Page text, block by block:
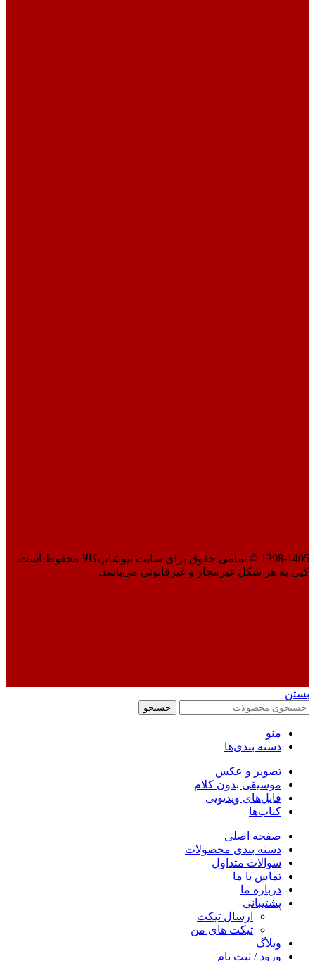
1398-1405 © تمامی حقوق برای سایت نیوشاپ‌کالا محفوظ است.
کپی به هر شکل غیرمجاز و غیرقانونی می‌باشد.
بستن
جستجو
منو
دسته بندی‌ها
تصویر و عکس
موسیقی بدون کلام
فایل‌های ویدیویی
کتاب‌ها
صفحه اصلی
دسته بندی محصولات
سوالات متداول
تماس با ما
درباره ما
پشتیبانی
ارسال تیکت
تیکت های من
وبلاگ
ورود / ثبت نام